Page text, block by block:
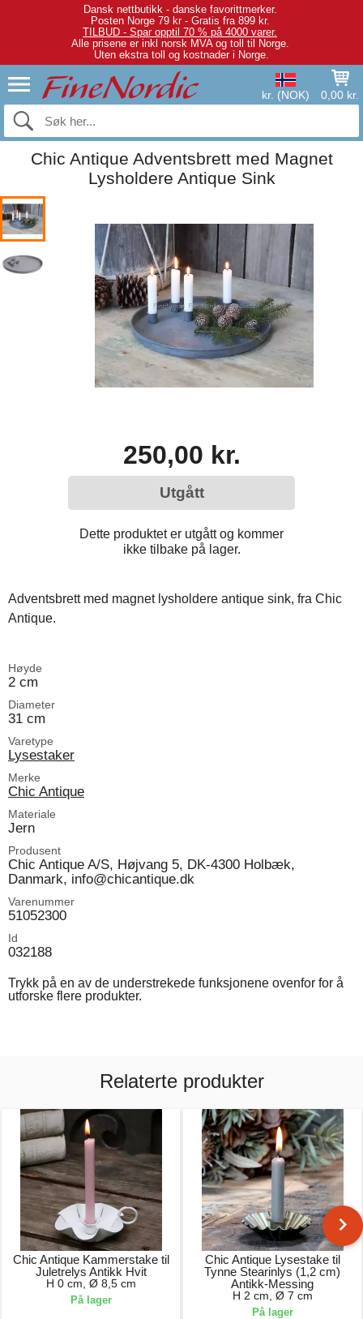
Dansk nettbutikk - danske favorittmerker.
Posten Norge 79 kr - Gratis fra 899 kr.
TILBUD - Spar opptil 70 % på 4000 varer.
Alle prisene er inkl norsk MVA og toll til Norge.
Uten ekstra toll og kostnader i Norge.
kr. (NOK) 0,00 kr.
Chic Antique Adventsbrett med Magnet
Lysholdere Antique Sink
250,00 kr.
Utgått
Dette produktet er utgått og kommer
ikke tilbake på lager.
Adventsbrett med magnet lysholdere antique sink, fra Chic
Antique.
Høyde
2 cm
Diameter
31 cm
Varetype
Lysestaker
Merke
Chic Antique
Materiale
Jern
Produsent
Chic Antique A/S, Højvang 5, DK-4300 Holbæk,
Danmark, info@chicantique.dk
Varenummer
51052300
Id
032188
Trykk på en av de understrekede funksjonene ovenfor for å
utforske flere produkter.
Relaterte produkter
Chic Antique Kammerstake til
Juletrelys Antikk Hvit
H 0 cm, Ø 8,5 cm
På lager
Chic Antique Lysestake til
Tynne Stearinlys (1,2 cm)
Antikk-Messing
H 2 cm, Ø 7 cm
På lager